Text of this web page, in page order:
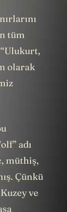
tüm
olarak
adı
müthiş,
Çünkü
ve